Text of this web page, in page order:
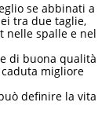
se abbinati a
tra due taglie,
nelle spalle e nel
di buona qualità
migliore
definire la vita